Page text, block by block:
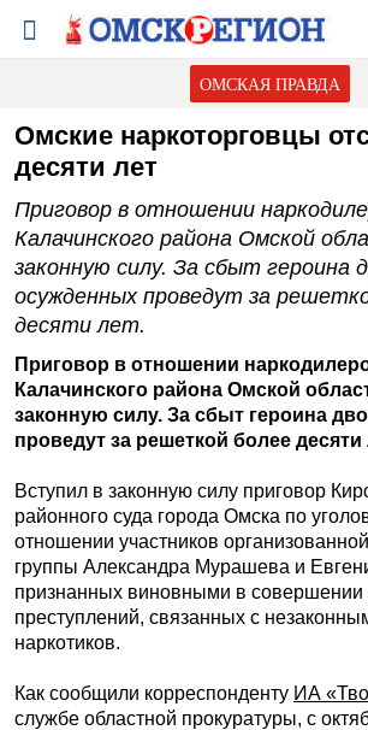
ОМСКАЯ ПРАВДА
Омские наркоторговцы
десяти лет
Приговор в отношении
Калачинского района Омской
законную силу. За сбыт героина
осужденных проведут за
десяти лет.
Приговор в отношении
Калачинского района Омской
законную силу. За сбыт героина
проведут за решеткой более десяти
Вступил в законную силу приговор
районного суда города Омска по
отношении участников
группы Александра Мурашева и
признанных виновными в совершении
преступлений, связанных с
наркотиков.
Как сообщили корреспонденту ИА
службе областной прокуратуры, с